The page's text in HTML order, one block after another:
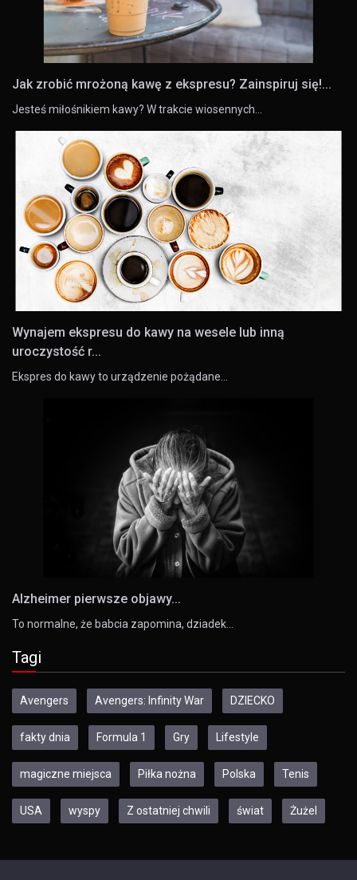
Jak zrobić mrożoną kawę z ekspresu? Zainspiruj się!...
Jesteś miłośnikiem kawy? W trakcie wiosennych…
Wynajem ekspresu do kawy na wesele lub inną
uroczystość r...
Ekspres do kawy to urządzenie pożądane…
Alzheimer pierwsze objawy...
To normalne, że babcia zapomina, dziadek…
Tagi
Avengers Avengers: Infinity War DZIECKO
fakty dnia Formula 1 Gry Lifestyle
magiczne miejsca Piłka nożna Polska Tenis
USA wyspy Z ostatniej chwili świat Żużel